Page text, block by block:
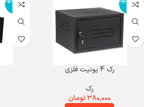
ی
رک 4 یونیت فلزی
رک
۳۸۰,۰۰۰تومان
ی